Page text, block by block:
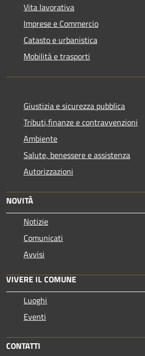
Vita lavorativa
Imprese e Commercio
Catasto e urbanistica
Mobilità e trasporti
Giustizia e sicurezza pubblica
Tributi,finanze e contravvenzioni
Ambiente
Salute, benessere e assistenza
Autorizzazioni
NOVITÀ
Notizie
Comunicati
Avvisi
VIVERE IL COMUNE
Luoghi
Eventi
CONTATTI